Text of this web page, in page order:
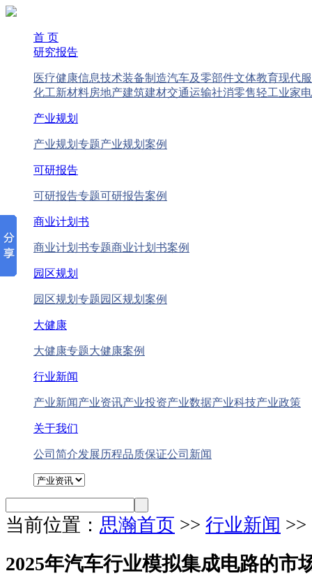
首 页
研究报告
医疗健康信息技术装备制造汽车及零部件文体教育现代
化工新材料房地产建筑建材交通运输社消零售轻工业家
产业规划
产业规划专题产业规划案例
可研报告
可研报告专题可研报告案例
商业计划书
商业计划书专题商业计划书案例
园区规划
园区规划专题园区规划案例
大健康
大健康专题大健康案例
行业新闻
产业新闻产业资讯产业投资产业数据产业科技产业政策
关于我们
公司简介发展历程品质保证公司新闻
当前位置： 思瀚首页 >> 行业新闻
2025年汽车行业模拟集成电路的市